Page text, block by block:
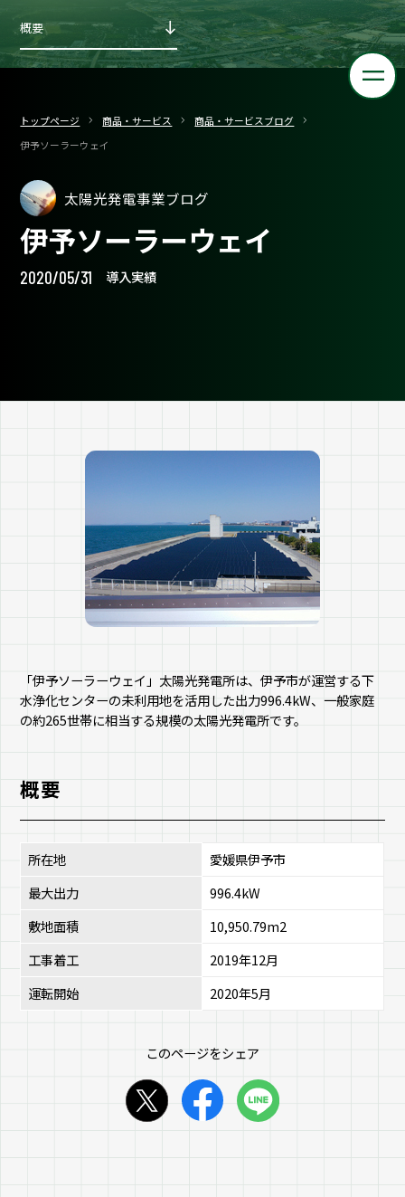
トップページ 商品・サービス
商品・サービスブログ
伊予ソーラーウェイ
太陽光発電事業ブログ
伊予ソーラーウェイ
2020/05/31 導入実績
概要
「伊予ソーラーウェイ」太陽光発電所は、伊予市が運営する下
水浄化センターの未利用地を活用した出力996.4kW、一般家庭
の約265世帯に相当する規模の太陽光発電所です。
概要
所在地
愛媛県伊予市
最大出力
996.4kW
敷地面積
10,950.79m2
工事着工
2019年12月
運転開始
2020年5月
このページをシェア